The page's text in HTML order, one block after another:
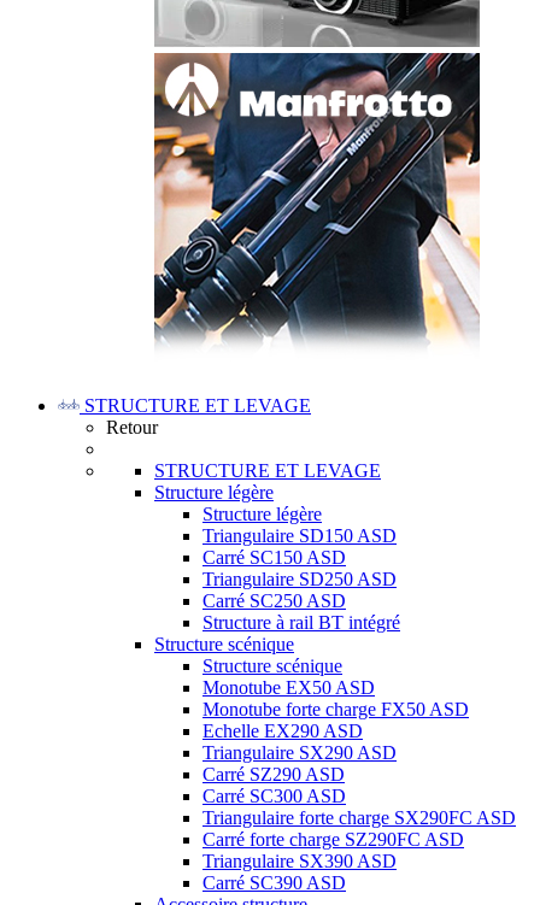
STRUCTURE ET LEVAGE
Retour
STRUCTURE ET LEVAGE
Structure légère
Structure légère
Triangulaire SD150 ASD
Carré SC150 ASD
Triangulaire SD250 ASD
Carré SC250 ASD
Structure à rail BT intégré
Structure scénique
Structure scénique
Monotube EX50 ASD
Monotube forte charge FX50 ASD
Echelle EX290 ASD
Triangulaire SX290 ASD
Carré SZ290 ASD
Carré SC300 ASD
Triangulaire forte charge SX290FC ASD
Carré forte charge SZ290FC ASD
Triangulaire SX390 ASD
Carré SC390 ASD